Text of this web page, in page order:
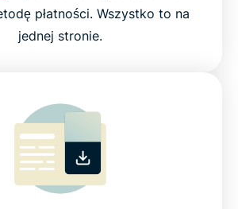
płatności. Wszystko to na
jednej stronie.